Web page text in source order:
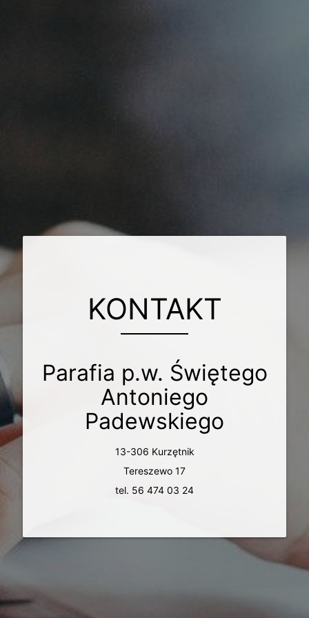
KONTAKT
Parafia p.w. Świętego
Antoniego
Padewskiego
13-306 Kurzętnik
Tereszewo 17
tel. 56 474 03 24